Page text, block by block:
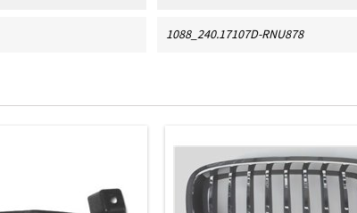
1088_240.17107D-RNU878